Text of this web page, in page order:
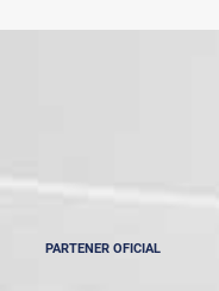
PARTENER OFICIAL